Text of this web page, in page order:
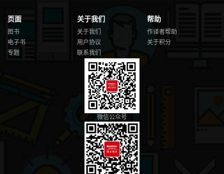
页面
图书
电子书
专题
关于我们
关于我们
用户协议
联系我们
帮助
作译者帮助
关于积分
微信公众号